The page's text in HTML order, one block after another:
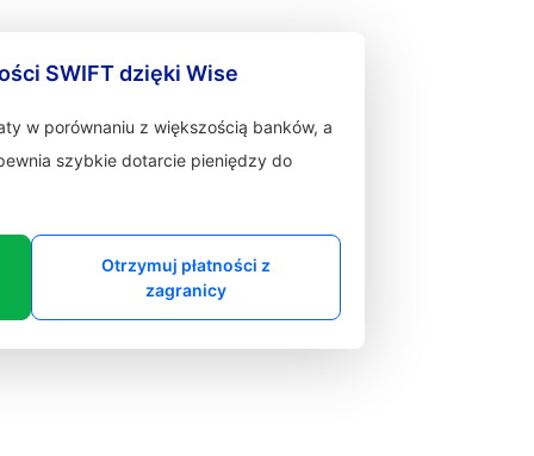
SWIFT dzięki Wise
w porównaniu z większością banków, a
szybkie dotarcie pieniędzy do
Otrzymuj płatności z
zagranicy